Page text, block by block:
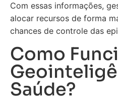
Com essas informações,
alocar recursos de forma
chances de controle das
Como
Saúde?